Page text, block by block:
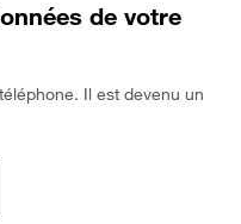
de votre
Il est devenu un
les données de